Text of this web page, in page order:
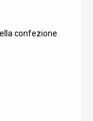
confezione